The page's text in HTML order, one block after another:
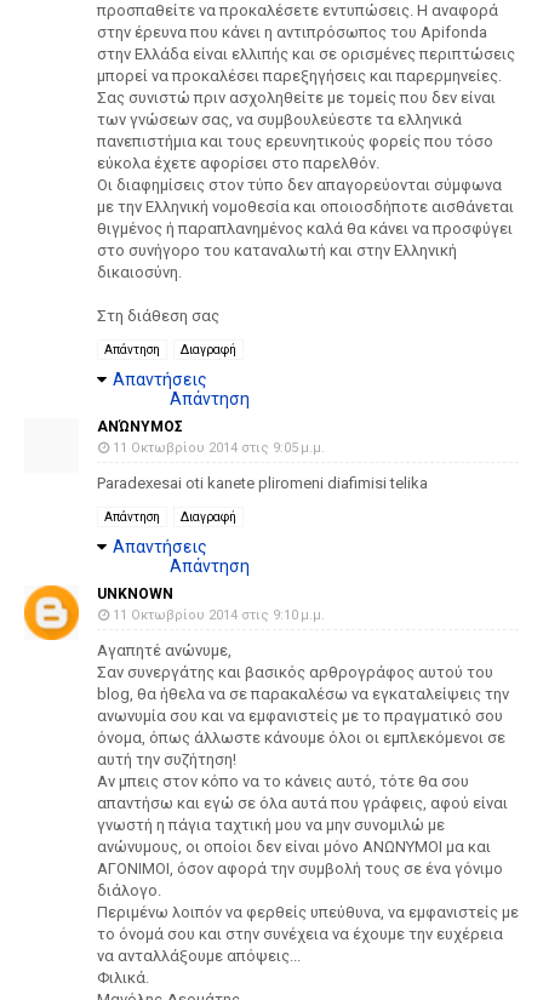
προσπαθείτε να προκαλέσετε εντυπώσεις. Η αναφορά
στην έρευνα που κάνει η αντιπρόσωπος του Apifonda
στην Ελλάδα είναι ελλιπής και σε ορισμένες περιπτώσεις
μπορεί να προκαλέσει παρεξηγήσεις και παρερμηνείες.
Σας συνιστώ πριν ασχοληθείτε με τομείς που δεν είναι
των γνώσεων σας, να συμβουλεύεστε τα ελληνικά
πανεπιστήμια και τους ερευνητικούς φορείς που τόσο
εύκολα έχετε αφορίσει στο παρελθόν.
Οι διαφημίσεις στον τύπο δεν απαγορεύονται σύμφωνα
με την Ελληνική νομοθεσία και οποιοσδήποτε αισθάνεται
θιγμένος ή παραπλανημένος καλά θα κάνει να προσφύγει
στο συνήγορο του καταναλωτή και στην Ελληνική
δικαιοσύνη.
Στη διάθεση σας
Απάντηση Διαγραφή
Απαντήσεις
Απάντηση
ΑΝΏΝΥΜΟΣ
11 Οκτωβρίου 2014 στις 9:05 μ.μ.
Paradexesai oti kanete pliromeni diafimisi telika
Απάντηση Διαγραφή
Απαντήσεις
Απάντηση
UNKNOWN
11 Οκτωβρίου 2014 στις 9:10 μ.μ.
Αγαπητέ ανώνυμε,
Σαν συνεργάτης και βασικός αρθρογράφος αυτού του
blog, θα ήθελα να σε παρακαλέσω να εγκαταλείψεις την
ανωνυμία σου και να εμφανιστείς με το πραγματικό σου
όνομα, όπως άλλωστε κάνουμε όλοι οι εμπλεκόμενοι σε
αυτή την συζήτηση!
Αν μπεις στον κόπο να το κάνεις αυτό, τότε θα σου
απαντήσω και εγώ σε όλα αυτά που γράφεις, αφού είναι
γνωστή η πάγια ταχτική μου να μην συνομιλώ με
ανώνυμους, οι οποίοι δεν είναι μόνο ΑΝΩΝΥΜΟΙ μα και
ΑΓΟΝΙΜΟΙ, όσον αφορά την συμβολή τους σε ένα γόνιμο
διάλογο.
Περιμένω λοιπόν να φερθείς υπεύθυνα, να εμφανιστείς με
το όνομά σου και στην συνέχεια να έχουμε την ευχέρεια
να ανταλλάξουμε απόψεις...
Φιλικά.